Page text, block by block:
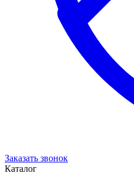
Заказать звонок
Каталог